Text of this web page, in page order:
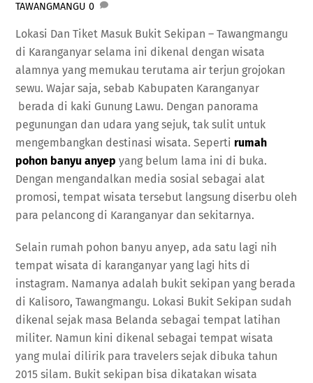
TAWANGMANGU 0
Lokasi Dan Tiket Masuk Bukit Sekipan – Tawangmangu
di Karanganyar selama ini dikenal dengan wisata
alamnya yang memukau terutama air terjun grojokan
sewu. Wajar saja, sebab Kabupaten Karanganyar
berada di kaki Gunung Lawu. Dengan panorama
pegunungan dan udara yang sejuk, tak sulit untuk
mengembangkan destinasi wisata. Seperti rumah
pohon banyu anyep yang belum lama ini di buka.
Dengan mengandalkan media sosial sebagai alat
promosi, tempat wisata tersebut langsung diserbu oleh
para pelancong di Karanganyar dan sekitarnya.
Selain rumah pohon banyu anyep, ada satu lagi nih
tempat wisata di karanganyar yang lagi hits di
instagram. Namanya adalah bukit sekipan yang berada
di Kalisoro, Tawangmangu. Lokasi Bukit Sekipan sudah
dikenal sejak masa Belanda sebagai tempat latihan
militer. Namun kini dikenal sebagai tempat wisata
yang mulai dilirik para travelers sejak dibuka tahun
2015 silam. Bukit sekipan bisa dikatakan wisata